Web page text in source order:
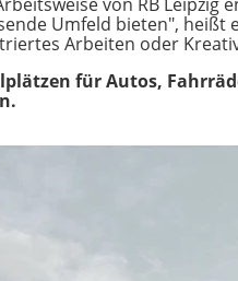
Umfeld bieten", heißt
Arbeiten oder
für Autos,